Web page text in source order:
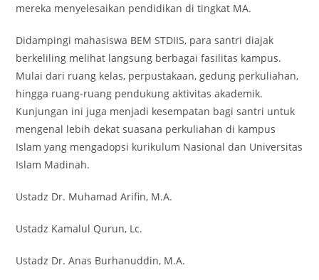
mereka menyelesaikan pendidikan di tingkat MA.
Didampingi mahasiswa BEM STDIIS, para santri diajak
berkeliling melihat langsung berbagai fasilitas kampus.
Mulai dari ruang kelas, perpustakaan, gedung perkuliahan,
hingga ruang-ruang pendukung aktivitas akademik.
Kunjungan ini juga menjadi kesempatan bagi santri untuk
mengenal lebih dekat suasana perkuliahan di kampus
Islam yang mengadopsi kurikulum Nasional dan Universitas
Islam Madinah.
Ustadz Dr. Muhamad Arifin, M.A.
Ustadz Kamalul Qurun, Lc.
Ustadz Dr. Anas Burhanuddin, M.A.